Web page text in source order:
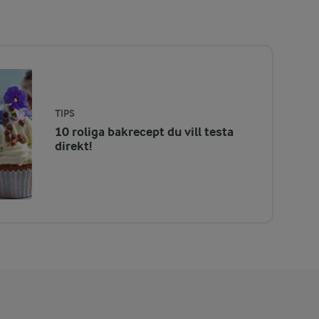
TIPS
10 roliga bakrecept du vill testa
direkt!